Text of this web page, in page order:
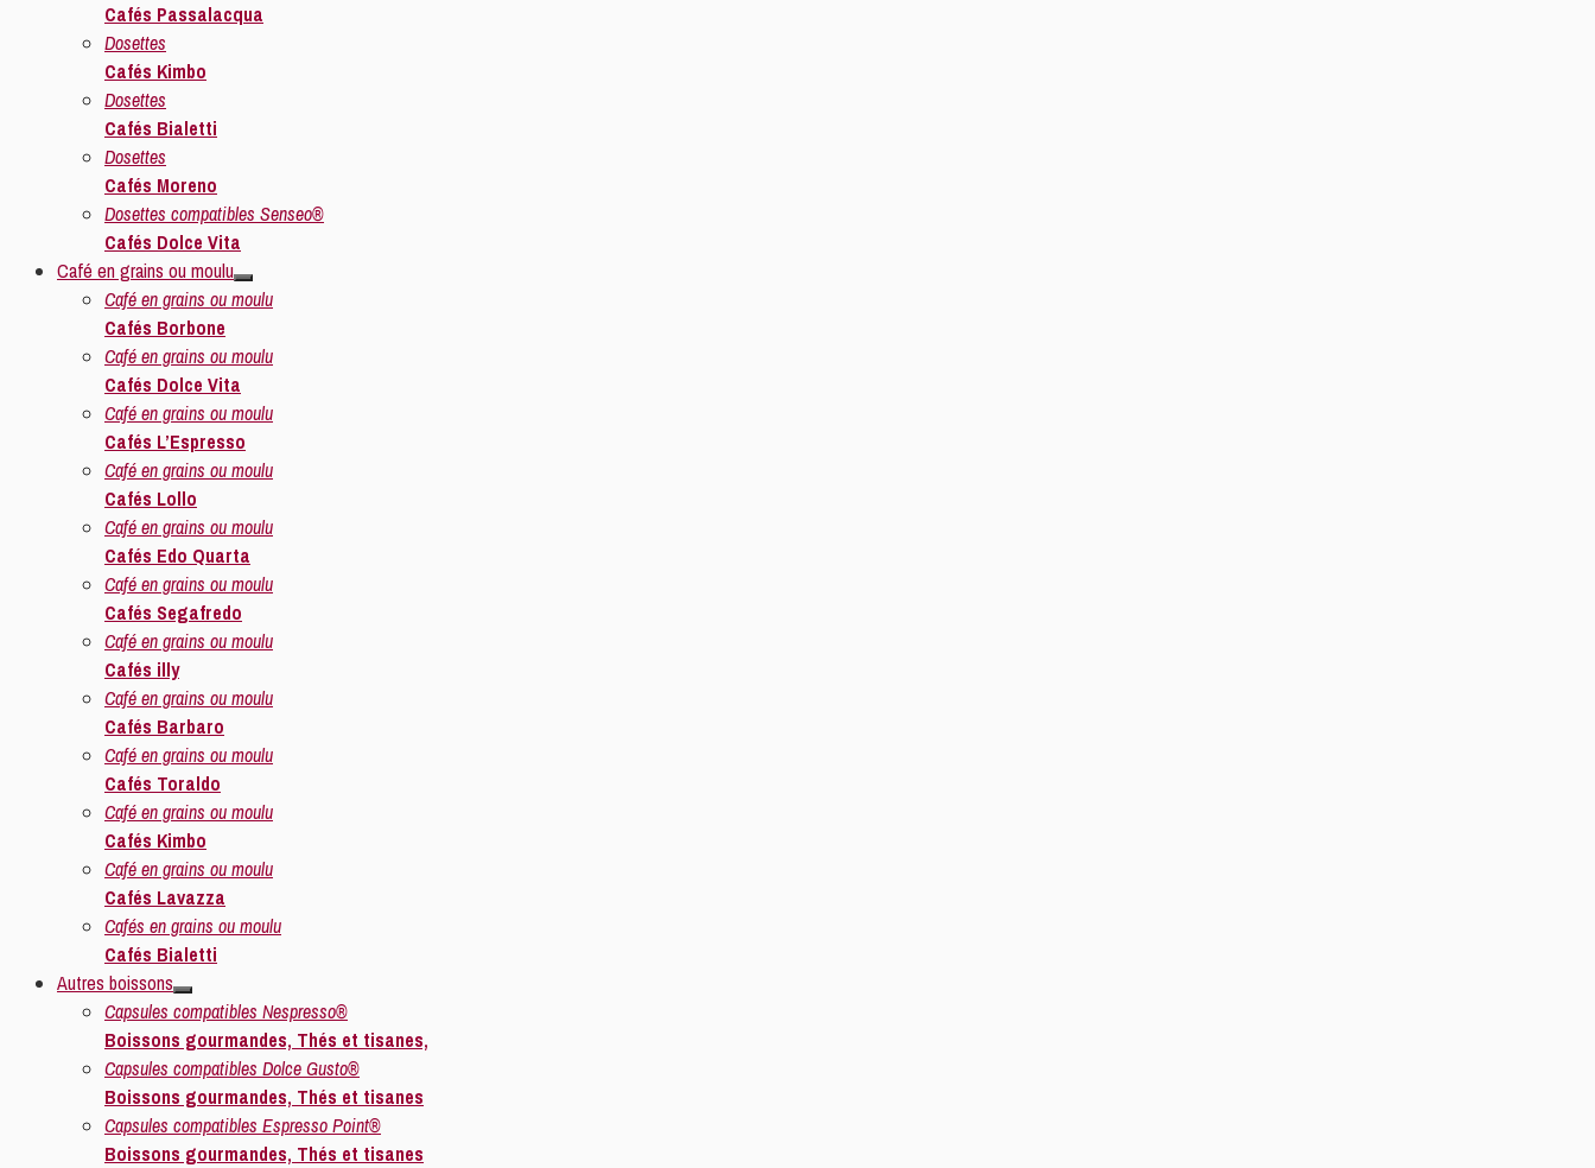
Cafés Passalacqua
Dosettes
Cafés Kimbo
Dosettes
Cafés Bialetti
Dosettes
Cafés Moreno
Dosettes compatibles Senseo®
Cafés Dolce Vita
Café en grains ou moulu
Café en grains ou moulu
Cafés Borbone
Café en grains ou moulu
Cafés Dolce Vita
Café en grains ou moulu
Cafés L’Espresso
Café en grains ou moulu
Cafés Lollo
Café en grains ou moulu
Cafés Edo Quarta
Café en grains ou moulu
Cafés Segafredo
Café en grains ou moulu
Cafés illy
Café en grains ou moulu
Cafés Barbaro
Café en grains ou moulu
Cafés Toraldo
Café en grains ou moulu
Cafés Kimbo
Café en grains ou moulu
Cafés Lavazza
Cafés en grains ou moulu
Cafés Bialetti
Autres boissons
Capsules compatibles Nespresso®
Boissons gourmandes, Thés et tisanes,
Capsules compatibles Dolce Gusto®
Boissons gourmandes, Thés et tisanes
Capsules compatibles Espresso Point®
Boissons gourmandes, Thés et tisanes